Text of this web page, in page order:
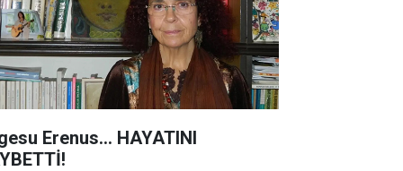
Erenus... HAYATINI